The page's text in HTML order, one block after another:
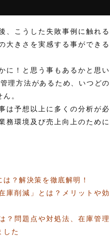
、こうした失敗事例に触れる
大きさを実感する事ができる
に！と思う事もあるかと思い
理方法があるため、いつどの
。
は予想以上に多くの分析が必
務環境及び売上向上のために
？解決策を徹底解明！
庫削減」とは？メリットや効
？問題点や対処法、在庫管理
した